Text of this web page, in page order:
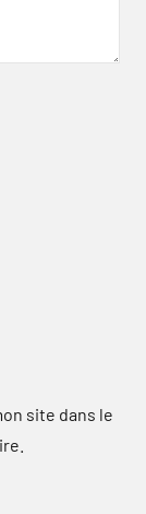
site dans le